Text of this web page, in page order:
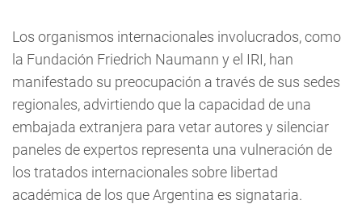
Los organismos internacionales involucrados, como
la Fundación Friedrich Naumann y el IRI, han
manifestado su preocupación a través de sus sedes
regionales, advirtiendo que la capacidad de una
embajada extranjera para vetar autores y silenciar
paneles de expertos representa una vulneración de
los tratados internacionales sobre libertad
académica de los que Argentina es signataria.